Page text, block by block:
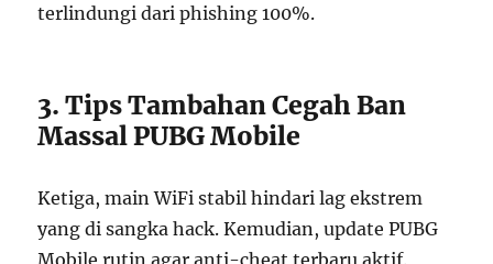
terlindungi dari phishing 100%.
3. Tips Tambahan Cegah Ban
Massal PUBG Mobile
Ketiga, main WiFi stabil hindari lag ekstrem
yang di sangka hack. Kemudian, update PUBG
Mobile rutin agar anti-cheat terbaru aktif.